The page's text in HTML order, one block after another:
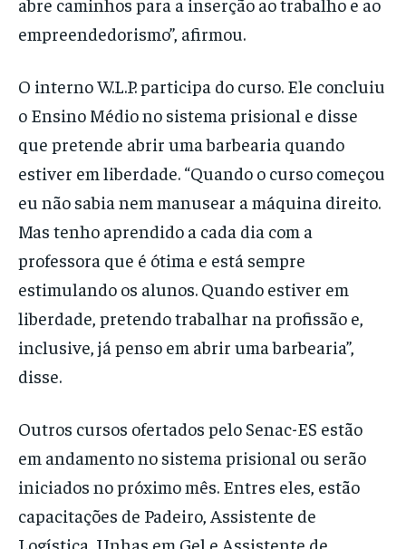
empreendedorismo”, afirmou.
O interno W.L.P. participa do curso. Ele concluiu
o Ensino Médio no sistema prisional e disse
que pretende abrir uma barbearia quando
estiver em liberdade. “Quando o curso começou
eu não sabia nem manusear a máquina direito.
Mas tenho aprendido a cada dia com a
professora que é ótima e está sempre
estimulando os alunos. Quando estiver em
liberdade, pretendo trabalhar na profissão e,
inclusive, já penso em abrir uma barbearia”,
disse.
Outros cursos ofertados pelo Senac-ES estão
em andamento no sistema prisional ou serão
iniciados no próximo mês. Entres eles, estão
capacitações de Padeiro, Assistente de
Logística, Unhas em Gel e Assistente de